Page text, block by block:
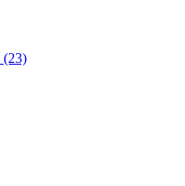
(23)